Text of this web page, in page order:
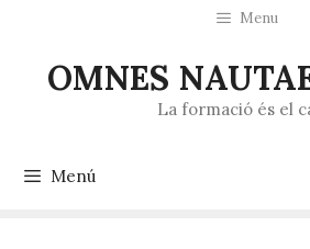
Menu
OMNES
La formació és el
Menú